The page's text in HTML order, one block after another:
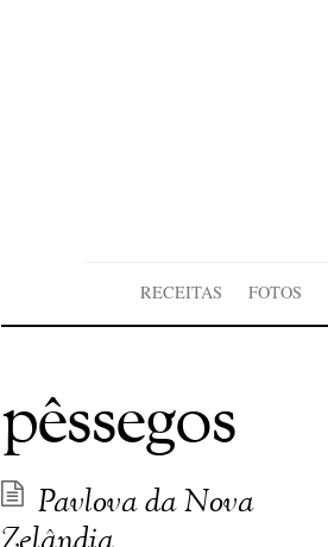
RECEITAS FOTOS
pêssegos
Pavlova da Nova